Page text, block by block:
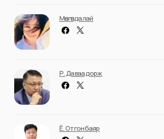
Мөнгөндалай
Р. Даваадорж
Ё. Отгонбаяр